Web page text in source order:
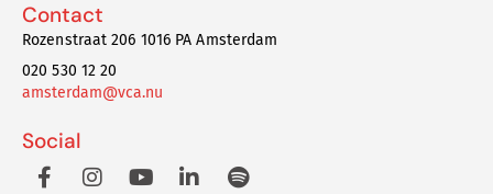
Contact
Rozenstraat 206 1016 PA Amsterdam
020 530 12 20
amsterdam@vca.nu
Social